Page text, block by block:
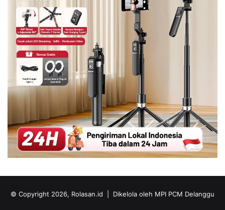
© Copyright 2026, Rolasan.id | Dikelola oleh MPI PCM Delanggu